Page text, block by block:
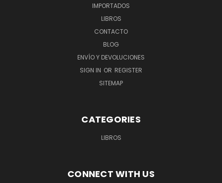
IMPORTADOS
LIBROS
CONTACTO
BLOG
ENVÍO Y DEVOLUCIONES
SIGN IN OR REGISTER
SITEMAP
CATEGORIES
LIBROS
CONNECT WITH US